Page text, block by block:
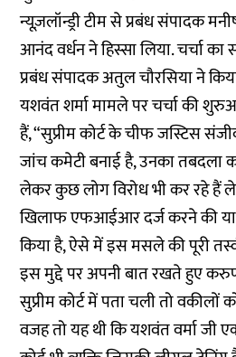
न्यूज़लॉन्ड्री टीम से प्रबंध संपादक
आनंद वर्धन ने हिस्सा लिया. चर्चा का
प्रबंध संपादक अतुल चौरसिया ने
यशवंत शर्मा मामले पर चर्चा की
हैं, “सुप्रीम कोर्ट के चीफ जस्टिस
जांच कमेटी बनाई है, उनका तबदला
लेकर कुछ लोग विरोध भी कर रहे हैं
खिलाफ एफआईआर दर्ज करने की
किया है, ऐसे में इस मसले की पूरी
इस मुद्दे पर अपनी बात रखते हुए
सुप्रीम कोर्ट में पता चली तो वकीलों
वजह तो यह थी कि यशवंत वर्मा